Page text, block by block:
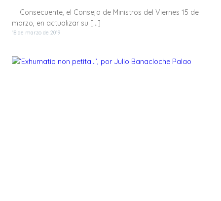
Consecuente, el Consejo de Ministros del Viernes 15 de
marzo, en actualizar su […]
18 de marzo de 2019